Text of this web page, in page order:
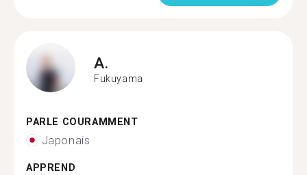
A.
Fukuyama
PARLE COURAMMENT
Japonais
APPREND